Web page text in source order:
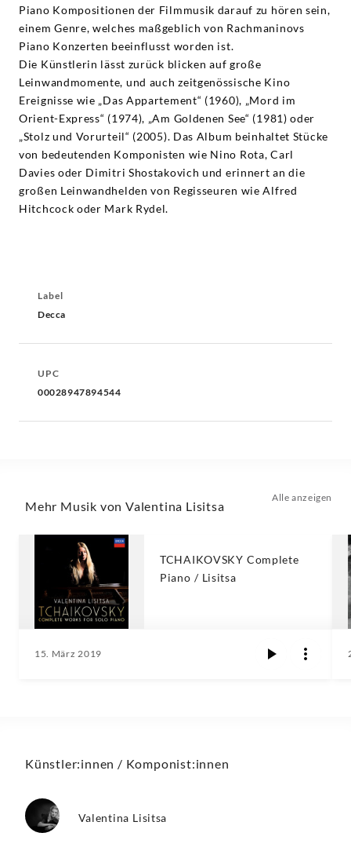
Piano Kompositionen der Filmmusik darauf zu hören sein,
einem Genre, welches maßgeblich von Rachmaninovs
Piano Konzerten beeinflusst worden ist.
Die Künstlerin lässt zurück blicken auf große
Leinwandmomente, und auch zeitgenössische Kino
Ereignisse wie „Das Appartement“ (1960), „Mord im
Orient-Express“ (1974), „Am Goldenen See“ (1981) oder
„Stolz und Vorurteil“ (2005). Das Album beinhaltet Stücke
von bedeutenden Komponisten wie Nino Rota, Carl
Davies oder Dimitri Shostakovich und erinnert an die
großen Leinwandhelden von Regisseuren wie Alfred
Hitchcock oder Mark Rydel.
Label
Decca
UPC
00028947894544
Mehr Musik von Valentina Lisitsa
Alle anzeigen
TCHAIKOVSKY Complete
Piano / Lisitsa
15. März 2019
Künstler:innen / Komponist:innen
Valentina Lisitsa